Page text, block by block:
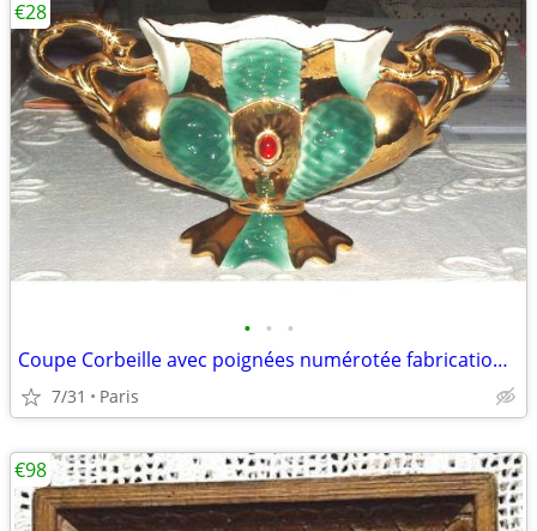
• • •
Coupe Corbeille avec poignées numérotée fabrication italienne
7/31 Paris
€28
€98